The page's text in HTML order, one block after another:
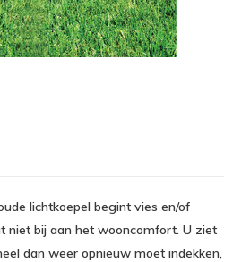
lichtkoepel begint vies en/of
niet bij aan het wooncomfort. U ziet
dan weer opnieuw moet indekken,